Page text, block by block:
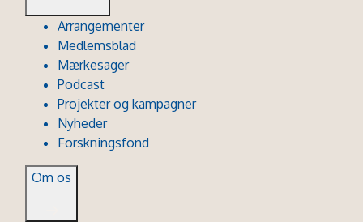
Arrangementer
Medlemsblad
Mærkesager
Podcast
Projekter og kampagner
Nyheder
Forskningsfond
Om os